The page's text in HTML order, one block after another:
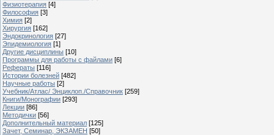
Физиотерапия [4]
Философия [3]
Химия [2]
Хирургия [162]
Эндокринология [27]
Эпидемиология [1]
Другие дисциплины [10]
Программы для работы с файлами [6]
Рефераты [116]
Истории болезней [482]
Научные работы [2]
Учебник/Атлас/ Энциклоп./Справочник [259]
Книги/Монографии [293]
Лекции [86]
Методички [56]
Дополнительный материал [125]
Зачет, Семинар, ЭКЗАМЕН [50]